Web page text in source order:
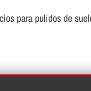
para pulidos de